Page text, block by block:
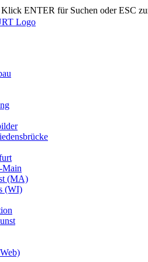
Klick ENTER für Suchen oder ESC
Main
(MA)
(WI)